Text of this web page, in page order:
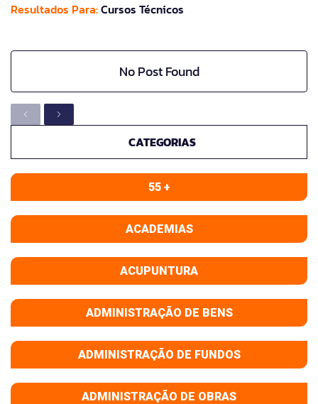
Resultados Para:Cursos Técnicos
No Post Found
CATEGORIAS
55 +
ACADEMIAS
ACUPUNTURA
ADMINISTRAÇÃO DE BENS
ADMINISTRAÇÃO DE FUNDOS
ADMINISTRAÇÃO DE OBRAS